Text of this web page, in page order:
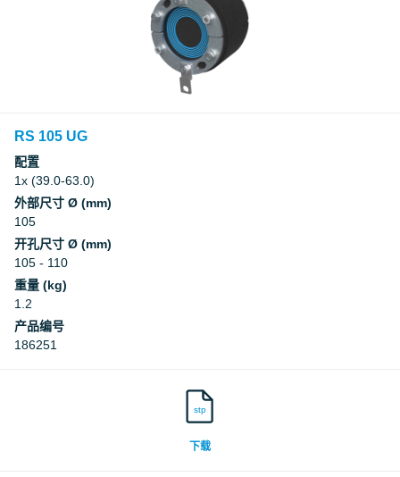
RS 105 UG
配置
1x (39.0-63.0)
外部尺寸 Ø (mm)
105
开孔尺寸 Ø (mm)
105 - 110
重量 (kg)
1.2
产品编号
186251
stp
下载